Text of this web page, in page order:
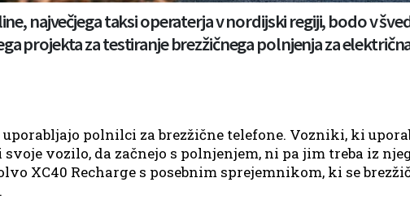
največjega taksi operaterja v nordijski regiji, bodo v
projekta za testiranje brezžičnega polnjenja za
polnilci za brezžične telefone. Vozniki, ki
vozilo, da začnejo s polnjenjem, ni pa jim treba iz
XC40 Recharge s posebnim sprejemnikom, ki se